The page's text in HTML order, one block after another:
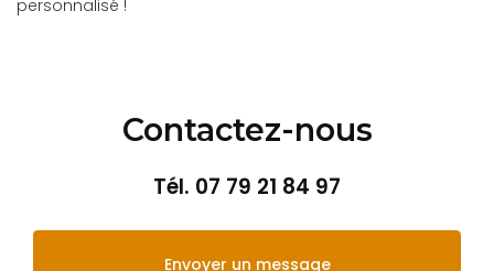
personnalisé !
Contactez-nous
Tél. 07 79 21 84 97
Envoyer un message